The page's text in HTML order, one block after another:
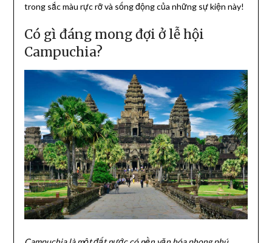
trong sắc màu rực rỡ và sống động của những sự kiện này!
Có gì đáng mong đợi ở lễ hội
Campuchia?